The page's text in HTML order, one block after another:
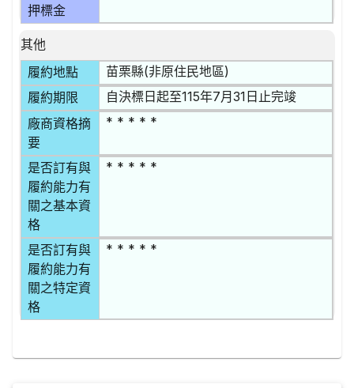
押標金
其他
履約地點
苗栗縣(非原住民地區)
履約期限 自決標日起至115年7月31日止完竣
廠商資格摘
要
* * * * *
是否訂有與
履約能力有
關之基本資
格
* * * * *
是否訂有與
履約能力有
關之特定資
格
* * * * *